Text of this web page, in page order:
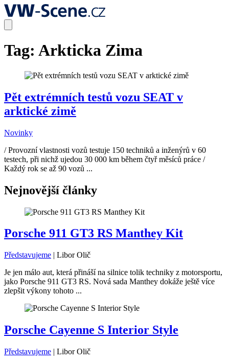
Tag: Arkticka Zima
Pět extrémních testů vozu SEAT v
arktické zimě
Novinky
/ Provozní vlastnosti vozů testuje 150 techniků a inženýrů v 60
testech, při nichž ujedou 30 000 km během čtyř měsíců práce /
Každý rok se až 90 vozů ...
Nejnovější články
Porsche 911 GT3 RS Manthey Kit
Představujeme | Libor Olič
Je jen málo aut, která přináší na silnice tolik techniky z motorsportu,
jako Porsche 911 GT3 RS. Nová sada Manthey dokáže ještě více
zlepšit výkony tohoto ...
Porsche Cayenne S Interior Style
Představujeme | Libor Olič